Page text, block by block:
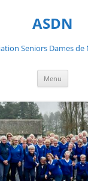
ASDN
Seniors Dames
Menu